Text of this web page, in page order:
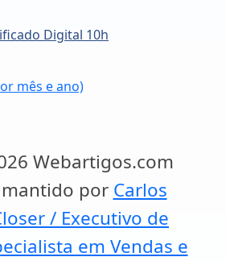
Digital 10h
mês e ano)
Webartigos.com
por Carlos
/ Executivo de
em Vendas e